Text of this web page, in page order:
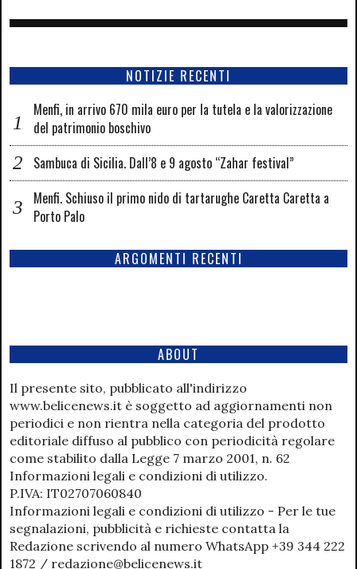
NOTIZIE RECENTI
Menfi, in arrivo 670 mila euro per la tutela e la valorizzazione
del patrimonio boschivo
Sambuca di Sicilia. Dall’8 e 9 agosto “Zahar festival”
Menfi. Schiuso il primo nido di tartarughe Caretta Caretta a
Porto Palo
ARGOMENTI RECENTI
ABOUT
Il presente sito, pubblicato all'indirizzo
www.belicenews.it è soggetto ad aggiornamenti non
periodici e non rientra nella categoria del prodotto
editoriale diffuso al pubblico con periodicità regolare
come stabilito dalla Legge 7 marzo 2001, n. 62
Informazioni legali e condizioni di utilizzo.
P.IVA: IT02707060840
Informazioni legali e condizioni di utilizzo - Per le tue
segnalazioni, pubblicità e richieste contatta la
Redazione scrivendo al numero WhatsApp +39 344 222
1872 / redazione@belicenews.it